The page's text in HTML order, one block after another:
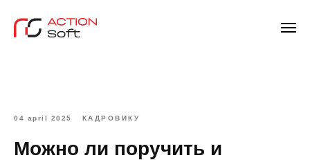
04 april 2025 КАДРОВИКУ
Можно ли поручить и